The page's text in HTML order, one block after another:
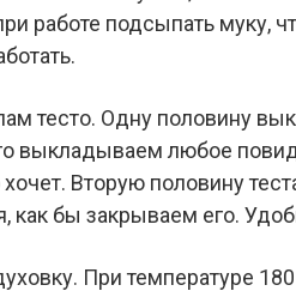
работе подсыпать муку,
тесто. Одну половину
выкладываем любое
хочет. Вторую половину
как бы закрываем его.
При температуре